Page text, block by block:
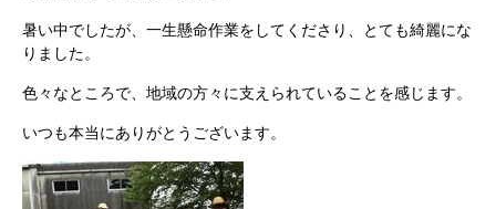
暑い中でしたが、一生懸命作業をしてくださり、とても綺麗にな
りました。
色々なところで、地域の方々に支えられていることを感じます。
いつも本当にありがとうございます。